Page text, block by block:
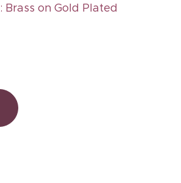
: Brass on Gold Plated